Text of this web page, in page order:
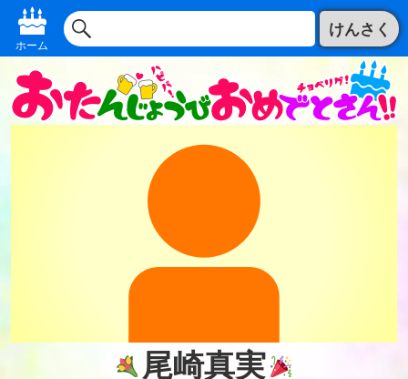
ホーム
けんさく
尾崎真実